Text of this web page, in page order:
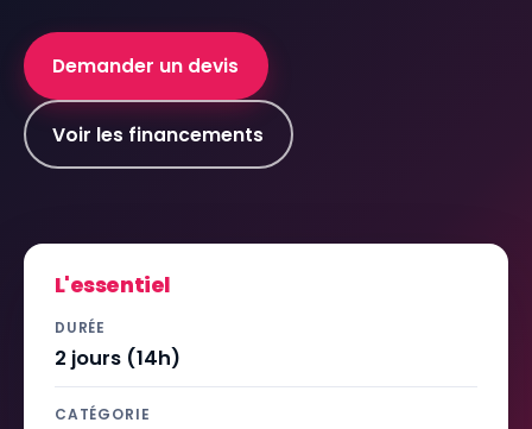
Demander un devis
Voir les financements
L'essentiel
DURÉE
2 jours (14h)
CATÉGORIE